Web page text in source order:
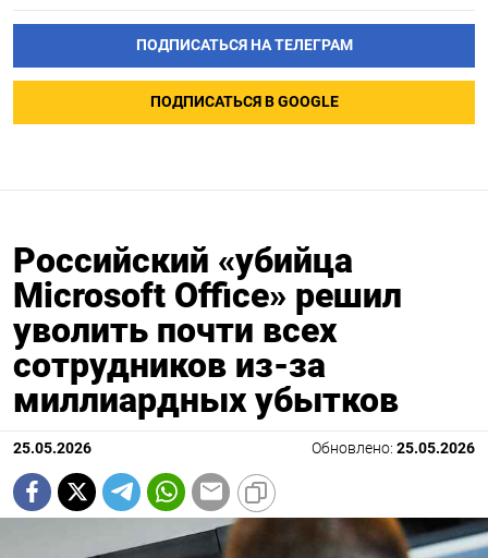
ПОДПИСАТЬСЯ НА ТЕЛЕГРАМ
ПОДПИСАТЬСЯ В GOOGLE
Российский «убийца
Microsoft Office» решил
уволить почти всех
сотрудников из-за
миллиардных убытков
25.05.2026 Обновлено: 25.05.2026